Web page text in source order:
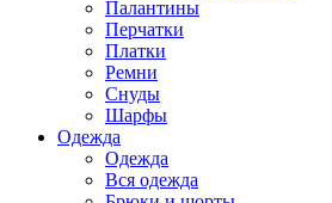
Палантины
Перчатки
Платки
Ремни
Снуды
Шарфы
Одежда
Одежда
Вся одежда